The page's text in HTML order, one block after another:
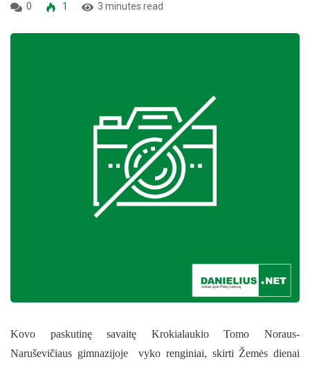
0 1 3 minutes read
Kovo paskutinę savaitę Krokialaukio Tomo Noraus-
Naruševičiaus gimnazijoje vyko renginiai, skirti Žemės dienai